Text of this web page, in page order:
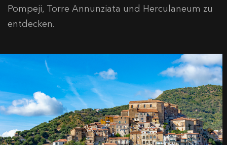
Pompeji, Torre Annunziata und Herculaneum zu
entdecken.